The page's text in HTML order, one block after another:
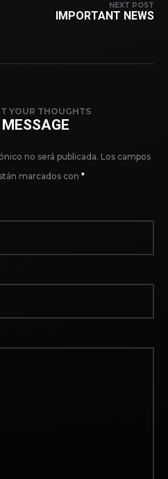
NEXT POST
IMPORTANT NEWS
YOUR THOUGHTS
no será publicada. Los campos
marcados con *